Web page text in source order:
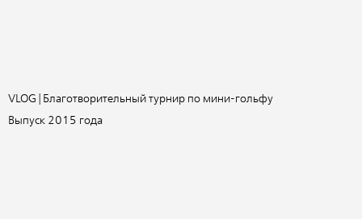
VLOG | Благотворительный турнир по мини-гольфу
Выпуск 2015 года